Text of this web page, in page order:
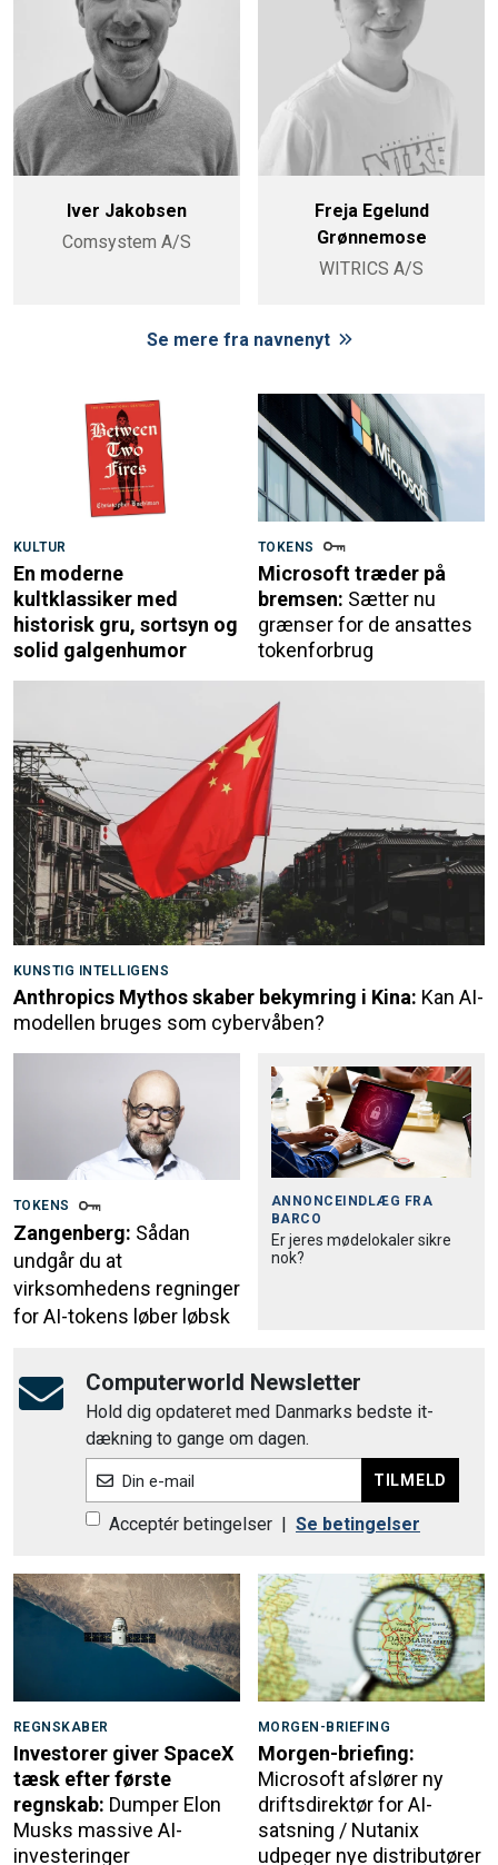
Iver Jakobsen
Comsystem A/S
Freja Egelund
Grønnemose
WITRICS A/S
Se mere fra navnenyt
KULTUR
En moderne
kultklassiker med
historisk gru, sortsyn og
solid galgenhumor
TOKENS
Microsoft træder på
bremsen: Sætter nu
grænser for de ansattes
tokenforbrug
KUNSTIG INTELLIGENS
Anthropics Mythos skaber bekymring i Kina: Kan AI-
modellen bruges som cybervåben?
TOKENS
Zangenberg: Sådan
undgår du at
virksomhedens regninger
for AI-tokens løber løbsk
ANNONCEINDLÆG FRA
BARCO
Er jeres mødelokaler sikre
nok?
Computerworld Newsletter
Hold dig opdateret med Danmarks bedste it-
dækning to gange om dagen.
Din e-mail TILMELD
Acceptér betingelser Se betingelser
REGNSKABER
Investorer giver SpaceX
tæsk efter første
regnskab: Dumper Elon
Musks massive AI-
investeringer
MORGEN-BRIEFING
Morgen-briefing:
Microsoft afslører ny
driftsdirektør for AI-
satsning / Nutanix
udpeger nye distributører